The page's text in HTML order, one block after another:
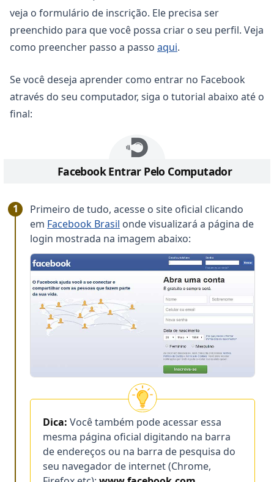
veja o formulário de inscrição. Ele precisa ser
preenchido para que você possa criar o seu perfil. Veja
como preencher passo a passo aqui.
Se você deseja aprender como entrar no Facebook
através do seu computador, siga o tutorial abaixo até o
final:
Facebook Entrar Pelo Computador
Primeiro de tudo, acesse o site oficial clicando
em Facebook Brasil onde visualizará a página de
login mostrada na imagem abaixo:
Dica: Você também pode acessar essa
mesma página oficial digitando na barra
de endereços ou na barra de pesquisa do
seu navegador de internet (Chrome,